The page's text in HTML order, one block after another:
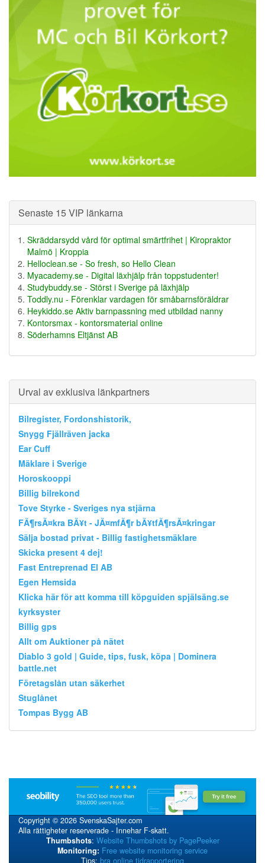
Senaste 15 VIP länkarna
Skräddarsydd vård för optimal smärtfrihet | Kiropraktor
Malmö | Kroppia
Helloclean.se - So fresh, so Hello Clean
Myacademy.se - Digital läxhjälp från toppstudenter!
Studybuddy.se - Störst i Sverige på läxhjälp
Toddly.nu - Förenklar vardagen för småbarnsföräldrar
Heykiddo.se Aktiv barnpassning med utbildad nanny
Kontorsmax - kontorsmaterial online
Söderhamns Eltjänst AB
Urval av exklusiva länkpartners
Bilregister, Fordonshistorik,
Snygg Fjällräven jacka
Ear Cuff
Mäklare i Sverige
Horoskooppi
Billig bilrekond
Tove Styrke - Sveriges nya stjärna
FÃ¶rsÃ¤kra BÃ¥t - JÃ¤mfÃ¶r bÃ¥tfÃ¶rsÃ¤kringar
Sälja bostad privat - Billig fastighetsmäklare
Skicka present 4 dej!
Fast Entreprenad El AB
Egen Hemsida
Klicka här för att komma till köpguiden spjälsäng.se
kyrksyster
Billig gps
Allt om Auktioner på nätet
Diablo 3 gold | Guide, tips, fusk, köpa | Dominera
battle.net
Företagslån utan säkerhet
Stuglånet
Tompas Bygg AB
Copyright © 2026 SvenskaSajter.com
Alla rättigheter reserverade - Innehar F-skatt.
Thumbshots: Website Thumbshots by PagePeeker
Monitoring: Free website monitoring service
Tips: bra online tidrapportering